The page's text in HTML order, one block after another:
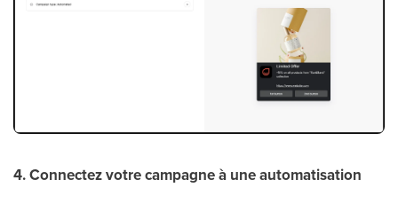
4. Connectez votre campagne à une automatisation